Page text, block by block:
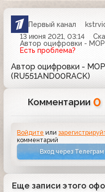
Первый канал
13 июня 2021, 03:14
Автор оцифровки -
Есть проблема?
Автор оцифровки -
(RU551AND00RACK)
Комментарии 0
Войдите или
комментарий
Вход через Телеграм
Еще записи этого